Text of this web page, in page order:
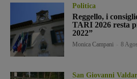
Politica
Reggello, i
TARI 2026 resta
2022”
Monica Campani 8
San Giovanni